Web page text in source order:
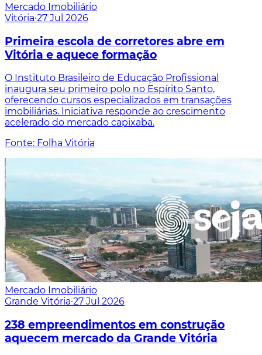
Mercado Imobiliário
Vitória·27 Jul 2026
Primeira escola de corretores abre em
Vitória e aquece formação
O Instituto Brasileiro de Educação Profissional
inaugura seu primeiro polo no Espírito Santo,
oferecendo cursos especializados em transações
imobiliárias. Iniciativa responde ao crescimento
acelerado do mercado capixaba.
Fonte: Folha Vitória
Mercado Imobiliário
Grande Vitória·27 Jul 2026
238 empreendimentos em construção
aquecem mercado da Grande Vitória